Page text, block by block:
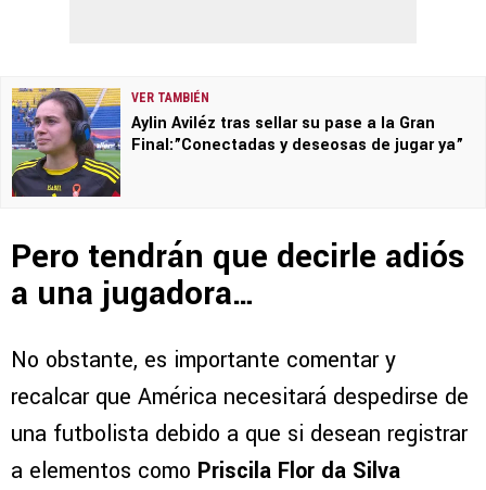
VER TAMBIÉN
Aylin Aviléz tras sellar su pase a la Gran
Final:”Conectadas y deseosas de jugar ya”
Pero tendrán que decirle adiós
a una jugadora…
No obstante, es importante comentar y
recalcar que América necesitará despedirse de
una futbolista debido a que si desean registrar
a elementos como Priscila Flor da Silva